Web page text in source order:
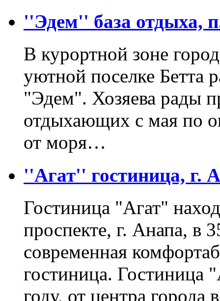
''Эдем'' база отдыха,
В курортной зоне
уютной поселке Бетта
"Эдем". Хозяева рады
отдыхающих с мая по
от моря…
''Агат'' гостиница, г.
Гостиница "Агат"
проспекте, г. Анапа, в
современная
гостиница. Гостиница
году, от центра города